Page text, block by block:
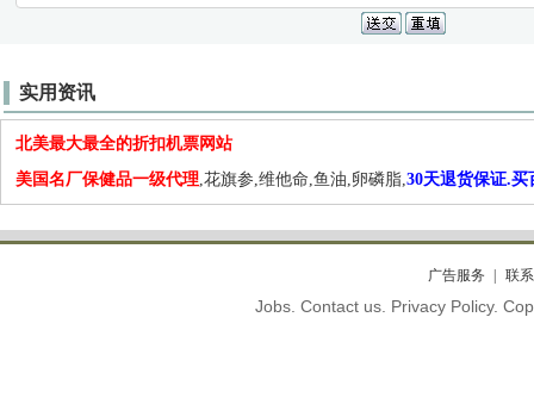
实用资讯
北美最大最全的折扣机票网站
美国名厂保健品一级代理,花旗参,维他命,鱼油,卵磷脂,30天退货保证.买
广告服务 联
Jobs. Contact us. Privacy Policy.